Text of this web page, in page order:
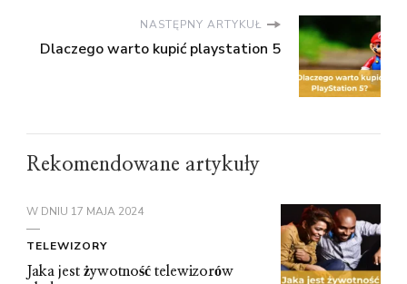
NASTĘPNY ARTYKUŁ
Dlaczego warto kupić playstation 5
Rekomendowane artykuły
W DNIU 17 MAJA 2024
TELEWIZORY
Jaka jest żywotność telewizorów